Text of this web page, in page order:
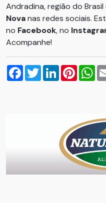
Andradina, região do
Novanas redes sociais.
no Facebook, no
Acompanhe!
Facebook
TwitterLinkedIn